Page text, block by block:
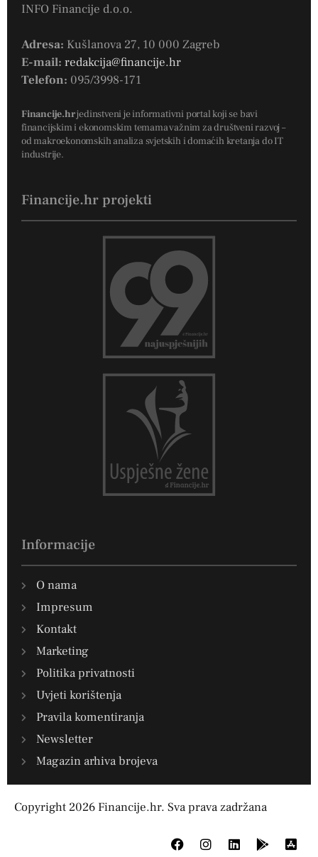
INFO Financije d.o.o.
Adresa: Kušlanova 27, 10 000 Zagreb
E-mail: redakcija@financije.hr
Telefon: 095/3998-171
Financije.hrjedinstveni je informativni portal koji se bavi
financijskim i ekonomskim temama važnim za društveni razvoj –
od makroekonomskih analiza svjetskih i domaćih kretanja do IT
industrije.
Financije.hr projekti
Informacije
O nama
Impresum
Kontakt
Marketing
Politika privatnosti
Uvjeti korištenja
Pravila komentiranja
Newsletter
Magazin arhiva brojeva
Copyright 2026 Financije.hr. Sva prava zadržana